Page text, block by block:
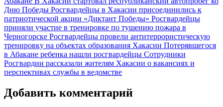
Дню Победы Росгвардейцы в Хакасии присоединились к
патриотической акции «Диктант Победы» Росгвардейцы
приняли участие в тренировке по тушению пожара в
Черногорске Росгвардейцы провели антитеррористическую
тренировку на объектах образования Хакасии Потерявшегося
в Абакане ребенка нашли росгвардейцы Сотрудники
Росгвардии рассказали жителям Хакасии о вакансиях и
перспективах службы в ведомстве
Добавить комментарий